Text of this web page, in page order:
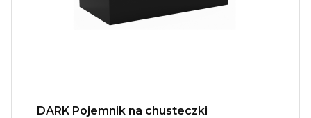
DARK Pojemnik na chusteczki